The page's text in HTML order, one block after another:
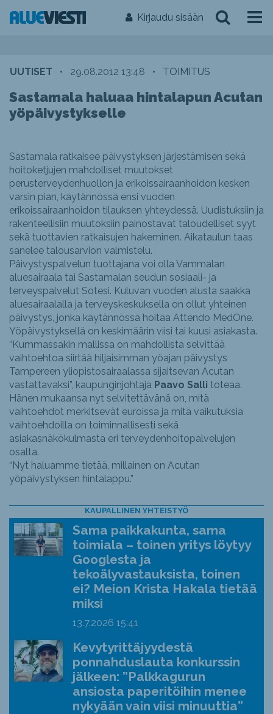
Kirjaudu sisään
UUTISET • 29.08.2012 13:48 • TOIMITUS
Sastamala haluaa hintalapun Acutan
yöpäivystykselle
Sastamala ratkaisee päivystyksen järjestämisen sekä
hoitoketjujen mahdolliset muutokset
perusterveydenhuollon ja erikoissairaanhoidon kesken
varsin pian, käytännössä ensi vuoden
erikoissairaanhoidon tilauksen yhteydessä. Uudistuksiin ja
rakenteellisiin muutoksiin painostavat taloudelliset syyt
sekä tuottavien ratkaisujen hakeminen. Aikataulun taas
sanelee talousarvion valmistelu.
Päivystyspalvelun tuottajana voi olla Vammalan
aluesairaala tai Sastamalan seudun sosiaali- ja
terveyspalvelut Sotesi. Kuluvan vuoden alusta saakka
aluesairaalalla ja terveyskeskuksella on ollut yhteinen
päivystys, jonka käytännössä hoitaa Attendo MedOne.
Yöpäivystyksellä on keskimäärin viisi tai kuusi asiakasta.
“Kummassakin mallissa on mahdollista selvittää
vaihtoehtoa siirtää hiljaisimman yöajan päivystys
Tampereen yliopistosairaalassa sijaitsevan Acutan
vastattavaksi”, kaupunginjohtaja Paavo Salli toteaa.
Hänen mukaansa nyt selvitettävänä on, mitä
vaihtoehdot merkitsevät euroissa ja mitä vaikutuksia
vaihtoehdoilla on toiminnallisesti sekä
asiakasnäkökulmasta eri terveydenhoitopalvelujen
osalta.
“Nyt haluamme tietää, millainen on Acutan
yöpäivystyksen hintalappu.”
KAUPALLINEN YHTEISTYÖ
Sama paikkakunta, sama
toimiala – toinen yritys löytyy
Googlesta ja
tekoälyvastauksista, toinen
ei? Meion Krista Hakala tietää
miksi
13.7.2026 15:41
Kevytyrittäjyydestä
ponnahduslauta konkurssin
jälkeen: ”Palkkagurun
ansiosta paperitöihin menee
nykyään vain viisi minuuttia”